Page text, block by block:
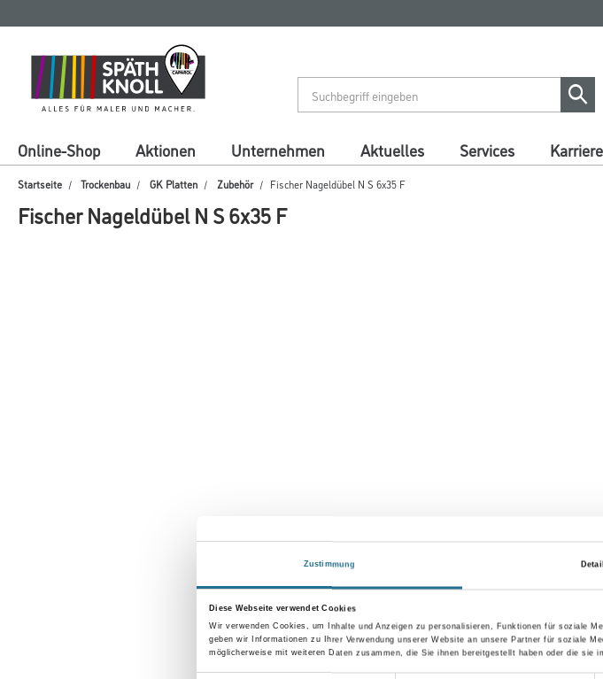
Zustimmung
Diese Webseite verwendet Cookies
Wir verwenden Cookies, um Inhalte und Anzeigen zu personalisieren, Funktionen für soziale
geben wir Informationen zu Ihrer Verwendung unserer Website an unsere Partner für soziale
möglicherweise mit weiteren Daten zusammen, die Sie ihnen bereitgestellt haben oder die sie
springen
springen
Online-Shop Aktionen Unternehmen Aktuelles Services Karriere
Startseite Trockenbau GK Platten Zubehör Fischer Nageldübel N S 6x35 F
Fischer Nageldübel N S 6x35 F